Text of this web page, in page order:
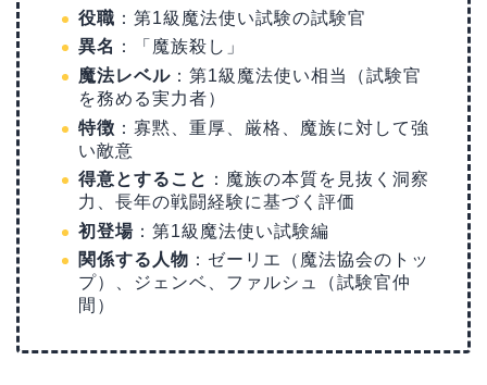
役職 ：第1級魔法使い試験の試験官
異名 ：「魔族殺し」
魔法レベル ：第1級魔法使い相当（試験官
を務める実力者）
特徴 ：寡黙、重厚、厳格、魔族に対して強
い敵意
得意とすること ：魔族の本質を見抜く洞察
力、長年の戦闘経験に基づく評価
初登場 ：第1級魔法使い試験編
関係する人物 ：ゼーリエ（魔法協会のトッ
プ）、ジェンベ、ファルシュ（試験官仲
間）